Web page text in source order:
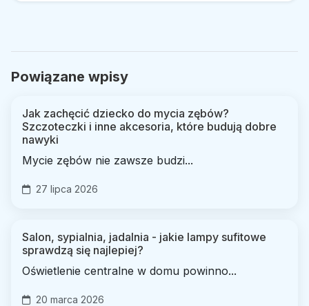
Powiązane wpisy
Jak zachęcić dziecko do mycia zębów?
Szczoteczki i inne akcesoria, które budują dobre
nawyki
Mycie zębów nie zawsze budzi...
27 lipca 2026
Salon, sypialnia, jadalnia - jakie lampy sufitowe
sprawdzą się najlepiej?
Oświetlenie centralne w domu powinno...
20 marca 2026